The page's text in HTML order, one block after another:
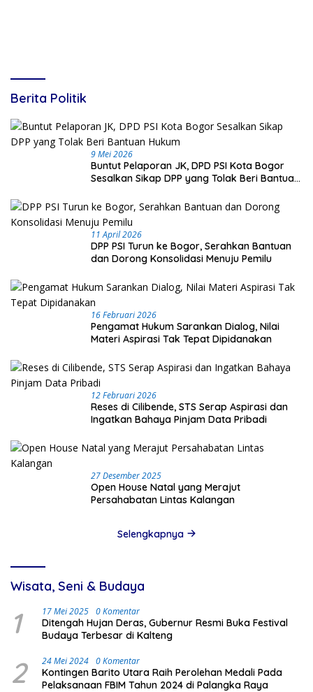
Berita Politik
9 Mei 2026
Buntut Pelaporan JK, DPD PSI Kota Bogor
Sesalkan Sikap DPP yang Tolak Beri Bantuan
11 April 2026
DPP PSI Turun ke Bogor, Serahkan Bantuan
dan Dorong Konsolidasi Menuju Pemilu
16 Februari 2026
Pengamat Hukum Sarankan Dialog, Nilai
Materi Aspirasi Tak Tepat Dipidanakan
12 Februari 2026
Reses di Cilibende, STS Serap Aspirasi dan
Ingatkan Bahaya Pinjam Data Pribadi
27 Desember 2025
Open House Natal yang Merajut
Persahabatan Lintas Kalangan
Selengkapnya
Wisata, Seni & Budaya
1 17 Mei 2025 0 Komentar
Ditengah Hujan Deras, Gubernur Resmi Buka Festival
Budaya Terbesar di Kalteng
2 24 Mei 2024 0 Komentar
Kontingen Barito Utara Raih Perolehan Medali Pada
Pelaksanaan FBIM Tahun 2024 di Palangka Raya